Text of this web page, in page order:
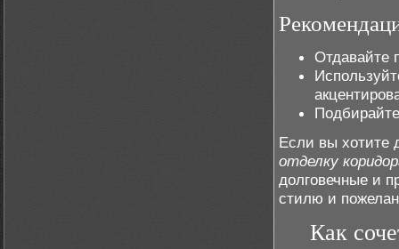
Отдавайте
Если вы хотите
отделку
долговечные и
стилю и
Как